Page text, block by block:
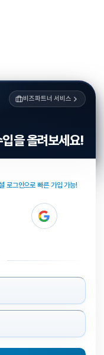
비즈파트너 서비스
을 올려보세요!
로그인으로 빠른 가입 가능!